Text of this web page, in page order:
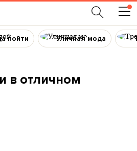
пойти Уличная мода
в отличном